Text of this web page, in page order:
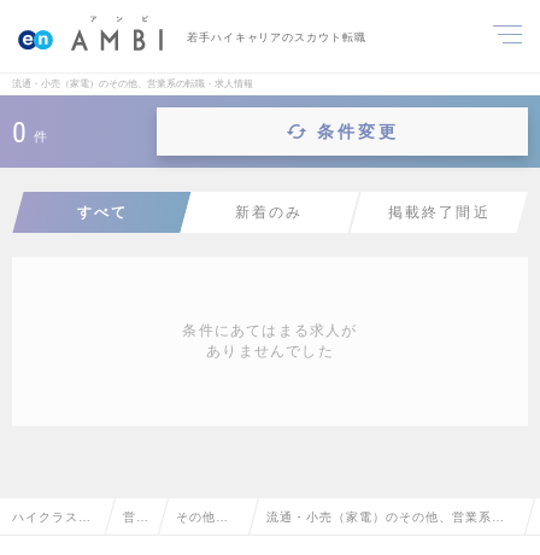
若手ハイキャリアのスカウト転職
流通・小売（家電）のその他、営業系の転職・求人情報
0 件 条件変更
すべて 新着のみ 掲載終了間近
条件にあてはまる求人が
ありませんでした
ハイクラス求 営業 その他、 流通・小売（家電）のその他、営業系の